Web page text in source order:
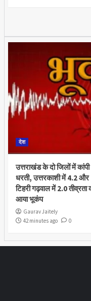
देश
उत्तराखंड के दो जिलों में कांपी
धरती, उत्तरकाशी में 4.2 और
टिहरी गढ़वाल में 2.0 तीव्रता
आया भूकंप
Gaurav Jaitely
42 minutes ago
0